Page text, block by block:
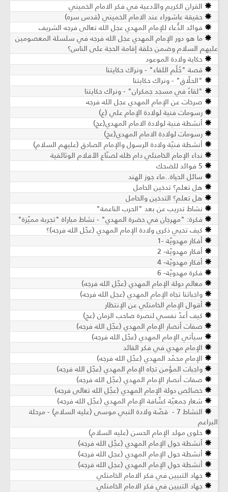
القران الكريم والأدعية في فكر الامام الخميني
حقيقة عاشوراء عند الامام الخميني (قدس سره)
فوائد الدُّعاء للإمام المهدي عجل الله تعالى فرجه الشريف
ما هو دور الإمام المهدي عجل الله فرجه في سلسلة المعصومين
عليهم السلام وضمن حلقة إقامة الحجة على الناس؟
حكاية ولادة الموعود
قصة "حُلُم اللقاء" - ونراك حكايتنا
"الحلّاق" - ونراك حكايتنا
"لقاءٌ في مسجد جمكران" - ونراك حكايتنا
صرخات عن الإمام المهدي عجل الله فرجه
رسومات فنية لولادة الإمام علي (ع)
أنشطة فنية لولادة الامام المهدي(عج)
رسومات لولادة الامام المهدي(عج)
أنشطة فنيّة ولادة الرسول والإمام الصادق (عليهم السلام)
نداء الإمام الخامنئي دام ظله لصنّاع الأفلام الوثائقية
5 فوائد للضحك
سائل الحياة..ماء جوز الهند
هل تعلم؟ تدخين الحامل
هل تعلم؟ التدخين والحامل
نشاط تدريب عن بعد "الحرب الناعمة"
فكرة: "مهرجان في حضرة المهدي" - نشاط مباراة "تجربة مميّزة"
كيف تحيي ذكرى ولادة الإمام المهدي (عجّل الله فرجه)؟
أفكار مهدويّة -1
أفكار مهدويّة- 2
أفكار مهدويّة- 4
فكرة مهدويّة- 6
معالم دولة الإمام المهدي (عجّل الله فرجه)
واجباتنا تجاه الإمام المهدي (عجل الله فرجه)
أقوال الإمام الخامنئي عن الإنتظار
كيف أعدّ نفسي لنصرة صاحب الزمان (عج)
صفات أنصار الإمام المهدي (عجّل الله فرجه)
سيأتي الإمام المهدي (عجّل الله فرجه)
الإمام مهدي في فكر القائد
الإمام محمّد المهدي (عجّل الله فرجه)
واجبات المؤمن تجاه الإمام المهدي (عجّل الله فرجه)
صفات أنصار الإمام المهدي (عجّل الله فرجه)
خصائص دولة الإمام المهدي (عجّل الله تعالى فرجه)
شعار جمعيّة كشّافة الإمام المهدي (عجّل الله فرجه)
النشاط 7 - قصّة ولادة النبي موسى (عليه السلام) - مرحلة
البراعم
حلوى مولد الإمام الحسن (عليه السلام)
أنشطة حول الإمام المهدي (عجّل الله فرجه)
أنشطة حول الإمام المهدي (عجل الله فرجه)
أنشطة حول الإمام المهدي (عجل الله فرجه)
جهاد التبيين في فكر الامام الخامنئي
جهاد التبيين في فكر الامام الخامنئي